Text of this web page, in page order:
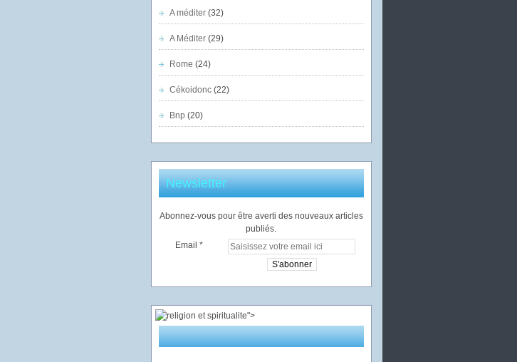
A méditer(32)
A Méditer(29)
Rome (24)
Cékoidonc(22)
Bnp (20)
Newsletter
Abonnez-vous pour être averti des nouveaux articles
publiés.
Email
">